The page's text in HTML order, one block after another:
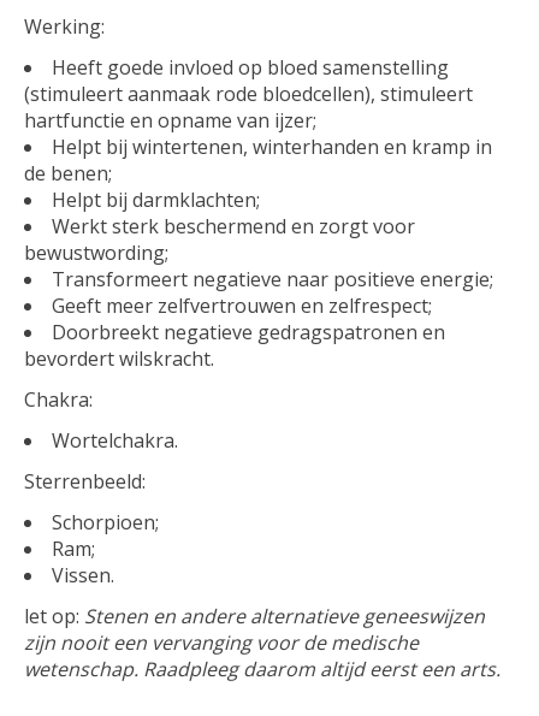
Werking:
Heeft goede invloed op bloed samenstelling
(stimuleert aanmaak rode bloedcellen), stimuleert
hartfunctie en opname van ijzer;
Helpt bij wintertenen, winterhanden en kramp in
de benen;
Helpt bij darmklachten;
Werkt sterk beschermend en zorgt voor
bewustwording;
Transformeert negatieve naar positieve energie;
Geeft meer zelfvertrouwen en zelfrespect;
Doorbreekt negatieve gedragspatronen en
bevordert wilskracht.
Chakra:
Wortelchakra.
Sterrenbeeld:
Schorpioen;
Ram;
Vissen.
let op: Stenen en andere alternatieve geneeswijzen
zijn nooit een vervanging voor de medische
wetenschap. Raadpleeg daarom altijd eerst een arts.